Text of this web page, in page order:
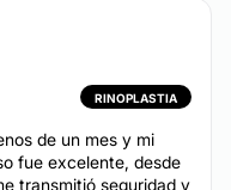
RINOPLASTIA
de un mes y mi
fue excelente, desde
transmitió seguridad y